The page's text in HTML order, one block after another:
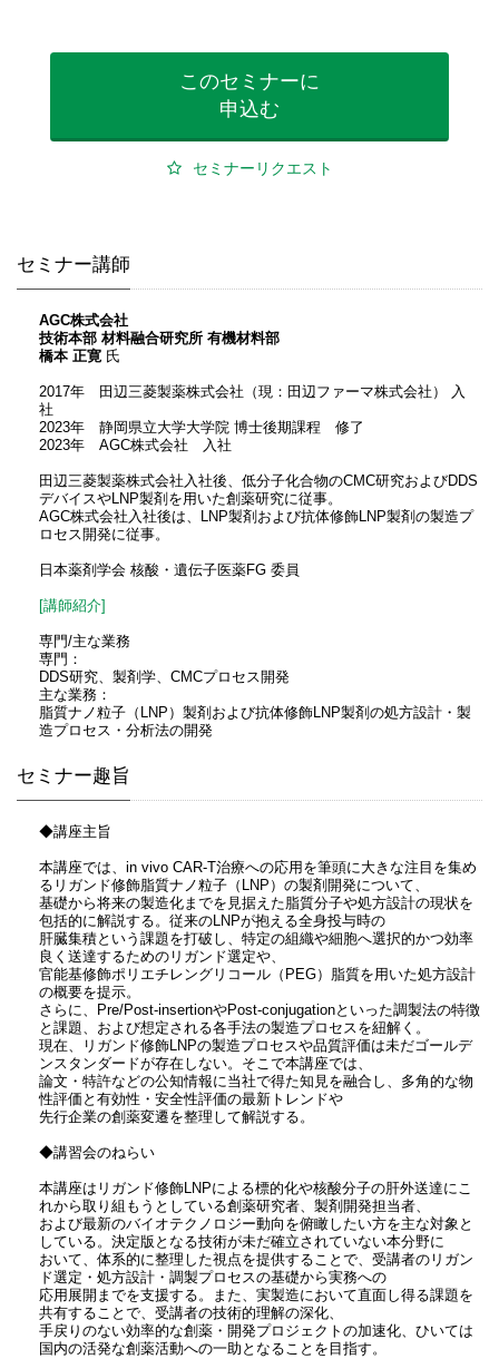
このセミナーに
申込む
セミナーリクエスト
セミナー講師
AGC株式会社
技術本部 材料融合研究所 有機材料部
橋本 正寛氏
2017年 田辺三菱製薬株式会社（現：田辺ファーマ株式会社） 入
社
2023年 静岡県立大学大学院 博士後期課程 修了
2023年 AGC株式会社 入社
田辺三菱製薬株式会社入社後、低分子化合物のCMC研究およびDDS
デバイスやLNP製剤を用いた創薬研究に従事。
AGC株式会社入社後は、LNP製剤および抗体修飾LNP製剤の製造プ
ロセス開発に従事。
日本薬剤学会 核酸・遺伝子医薬FG 委員
[講師紹介]
専門/主な業務
専門：
DDS研究、製剤学、CMCプロセス開発
主な業務：
脂質ナノ粒子（LNP）製剤および抗体修飾LNP製剤の処方設計・製
造プロセス・分析法の開発
セミナー趣旨
◆講座主旨
本講座では、in vivo CAR-T治療への応用を筆頭に大きな注目を集め
るリガンド修飾脂質ナノ粒子（LNP）の製剤開発について、
基礎から将来の製造化までを見据えた脂質分子や処方設計の現状を
包括的に解説する。従来のLNPが抱える全身投与時の
肝臓集積という課題を打破し、特定の組織や細胞へ選択的かつ効率
良く送達するためのリガンド選定や、
官能基修飾ポリエチレングリコール（PEG）脂質を用いた処方設計
の概要を提示。
さらに、Pre/Post-insertionやPost-conjugationといった調製法の特徴
と課題、および想定される各手法の製造プロセスを紐解く。
現在、リガンド修飾LNPの製造プロセスや品質評価は未だゴールデ
ンスタンダードが存在しない。そこで本講座では、
論文・特許などの公知情報に当社で得た知見を融合し、多角的な物
性評価と有効性・安全性評価の最新トレンドや
先行企業の創薬変遷を整理して解説する。
◆講習会のねらい
本講座はリガンド修飾LNPによる標的化や核酸分子の肝外送達にこ
れから取り組もうとしている創薬研究者、製剤開発担当者、
および最新のバイオテクノロジー動向を俯瞰したい方を主な対象と
している。決定版となる技術が未だ確立されていない本分野に
おいて、体系的に整理した視点を提供することで、受講者のリガン
ド選定・処方設計・調製プロセスの基礎から実務への
応用展開までを支援する。また、実製造において直面し得る課題を
共有することで、受講者の技術的理解の深化、
手戻りのない効率的な創薬・開発プロジェクトの加速化、ひいては
国内の活発な創薬活動への一助となることを目指す。